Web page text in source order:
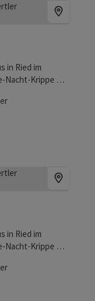
in Ried im
Krippe war
nur zur
in Ried im
Krippe war
nur zur